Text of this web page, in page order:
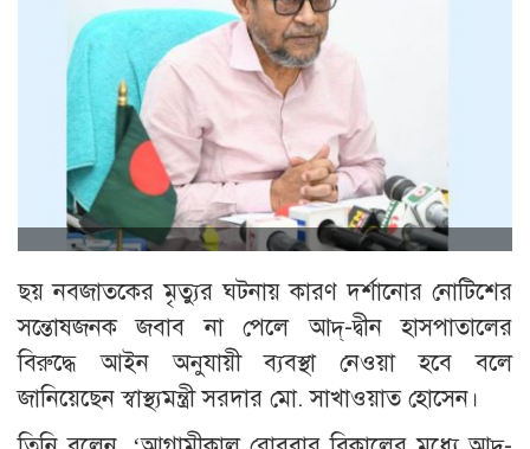
ছয় নবজাতকের মৃত্যুর ঘটনায় কারণ দর্শানোর নোটিশের
সন্তোষজনক জবাব না পেলে আদ্-দ্বীন হাসপাতালের
বিরুদ্ধে আইন অনুযায়ী ব্যবস্থা নেওয়া হবে বলে
জানিয়েছেন স্বাস্থ্যমন্ত্রী সরদার মো. সাখাওয়াত হোসেন।